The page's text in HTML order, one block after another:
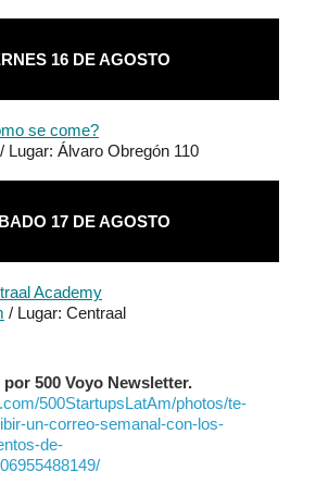
16 DE AGOSTO
se come?
/ Lugar: Álvaro Obregón 110
17 DE AGOSTO
Academy
/ Lugar: Centraal
500 Voyo Newsletter.
500StartupsLatAm/photos/te-
un-correo-semanal-con-los-
de-